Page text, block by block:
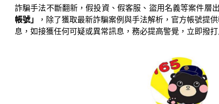
詐騙手法不斷翻新，假投資、假客服、盜用名義等案件層
帳號」
，除了獲取最新詐騙案例與手法解析，官方帳號提
息，如接獲任何可疑或異常訊息，務必提高警覺，立即撥